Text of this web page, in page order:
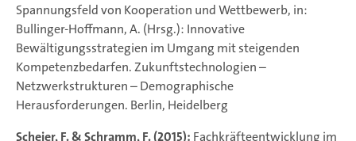
Spannungsfeld von Kooperation und Wettbewerb, in:
Bullinger-Hoffmann, A. (Hrsg.): Innovative
Bewältigungsstrategien im Umgang mit steigenden
Kompetenzbedarfen. Zukunftstechnologien –
Netzwerkstrukturen – Demographische
Herausforderungen. Berlin, Heidelberg
Scheier, F. & Schramm, F. (2015): Fachkräfteentwicklung im